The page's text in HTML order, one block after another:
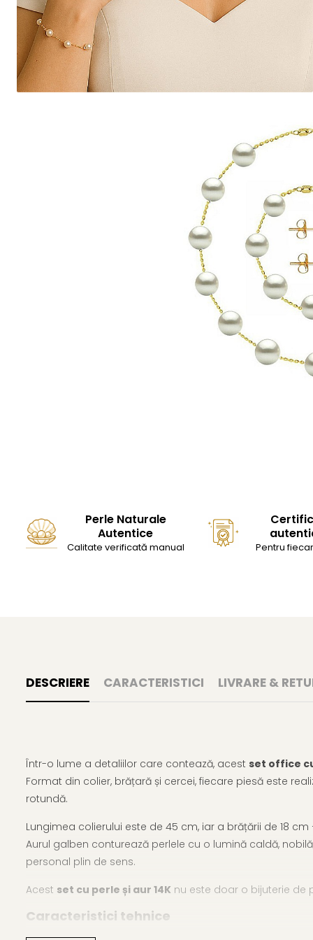
Seturi Perle cu Argint
Brățări cu Perle
Pandantive cu Perle
Brose cu Perle
Perle Naturale
Autentice
Calitate verificată manual Pentru
DESCRIERE CARACTERISTICI LIVRARE &
Într-o lume a detaliilor care contează, acest set office
Format din colier, brățară și cercei, fiecare piesă este
rotundă.
Lungimea colierului este de 45 cm, iar a brățării de 18
Aurul galben conturează perlele cu o lumină caldă,
personal plin de sens.
Acest set cu perle și aur 14K nu este doar o bijuterie de
Caracteristici tehnice